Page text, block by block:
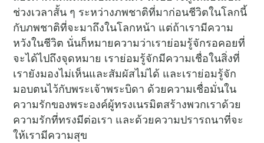
ช่วงเวลาสั้น ๆ ระหว่างภพชาติที่มาก่อนชีวิตในโลกนี้
กับภพชาติที่จะมาถึงในโลกหน้า แต่ถ้าเรามีความ
หวังในชีวิต นั่นก็หมายความว่าเราย่อมรู้จักรอคอยที่
จะได้ไปถึงจุดหมาย เราย่อมรู้จักมีความเชื่อในสิ่งที่
เรายังมองไม่เห็นและสัมผัสไม่ได้ และเราย่อมรู้จัก
มอบตนไว้กับพระเจ้าพระบิดา ด้วยความเชื่อมั่นใน
ความรักของพระองค์ผู้ทรงเนรมิตสร้างพวกเราด้วย
ความรักที่ทรงมีต่อเรา และด้วยความปรารถนาที่จะ
ให้เรามีความสุข